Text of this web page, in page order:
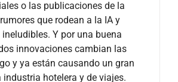
o las publicaciones de la
que rodean a la IA y
ineludibles. Y por una buena
innovaciones cambian las
y ya están causando un gran
industria hotelera y de viajes.